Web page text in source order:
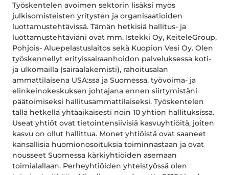
Työskentelen avoimen sektorin lisäksi myös
julkisomisteisten yritysten ja organisaatioiden
luottamustehtävissä. Tämän hetkisiä hallitus- ja
luottamustehtäviäni ovat mm. Istekki Oy, KeiteleGroup,
Pohjois- Aluepelastuslaitos sekä Kuopion Vesi Oy. Olen
työskennellyt erityissairaanhoidon palveluksessa koti-
ja ulkomailla (sairaalakemisti), rahoitusalan
ammattilaisena USA:ssa ja Suomessa, työvoima- ja
elinkeinokeskuksen johtajana ennen siirtymistäni
päätoimiseksi hallitusammattilaiseksi. Työskentelen
tällä hetkellä yhtäaikaisesti noin 10 yhtiön hallituksissa.
Useat yhtiöt ovat tietointensiivisiä kasvuyhtiöitä, joiten
kasvu on ollut hallittua. Monet yhtiöistä ovat saaneet
kansallisia huomionosoituksia toiminnastaan ja ovat
nousseet Suomessa kärkiyhtiöiden asemaan
toimialallaan. Perheyhtiöiden yhteistyössä olen